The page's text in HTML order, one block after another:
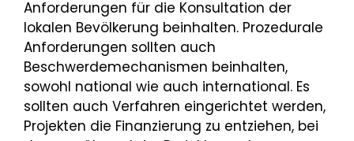
Anforderungen für die Konsultation der
lokalen Bevölkerung beinhalten. Prozedurale
Anforderungen sollten auch
Beschwerdemechanismen beinhalten,
sowohl national wie auch international. Es
sollten auch Verfahren eingerichtet werden,
Projekten die Finanzierung zu entziehen, bei